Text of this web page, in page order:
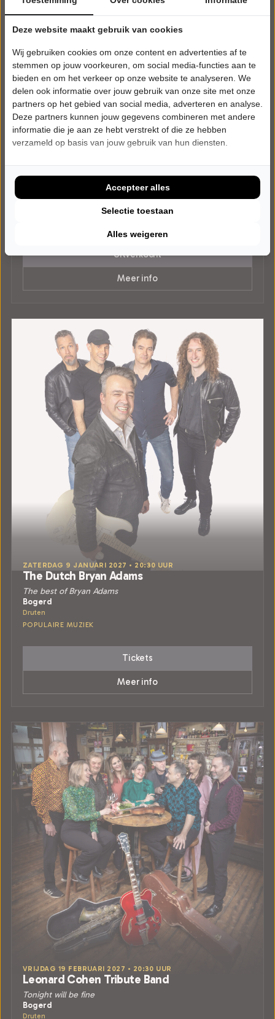
Marlon Kicken
Bogerd
Uitverkocht
Meer info
ZATERDAG 9 JANUARI 2027 • 20:30 UUR
The Dutch Bryan Adams
The best of Bryan Adams
Bogerd
Druten
POPULAIRE MUZIEK
Tickets
Meer info
VRIJDAG 19 FEBRUARI 2027 • 20:30 UUR
Leonard Cohen Tribute Band
Tonight will be fine
Bogerd
Druten
Deze website maakt gebruik van cookies
Wij gebruiken cookies om onze content en advertenties af te
stemmen op jouw voorkeuren, om social media-functies aan te
bieden en om het verkeer op onze website te analyseren. We
delen ook informatie over jouw gebruik van onze site met onze
partners op het gebied van social media, adverteren en analyse.
Deze partners kunnen jouw gegevens combineren met andere
informatie die je aan ze hebt verstrekt of die ze hebben
verzameld op basis van jouw gebruik van hun diensten.
Alles weigeren
Selectie toestaan
Accepteer alles